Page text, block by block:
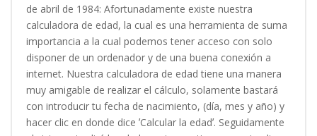
de abril de 1984: Afortunadamente existe nuestra
calculadora de edad, la cual es una herramienta de suma
importancia a la cual podemos tener acceso con solo
disponer de un ordenador y de una buena conexión a
internet. Nuestra calculadora de edad tiene una manera
muy amigable de realizar el cálculo, solamente bastará
con introducir tu fecha de nacimiento, (día, mes y año) y
hacer clic en donde dice ʼCalcular la edadʼ. Seguidamente